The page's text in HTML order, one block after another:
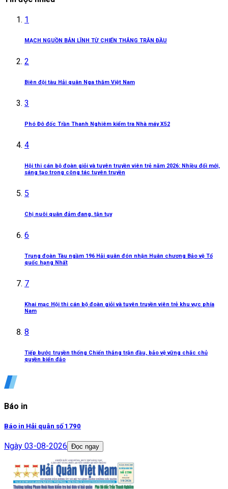
1
MẠCH NGUỒN BẢN LĨNH TỪ CHIẾN THẮNG TRẬN ĐẦU
2
Biên đội tàu Hải quân Nga thăm Việt Nam
3
Phó Đô đốc Trần Thanh Nghiêm kiểm tra Nhà máy X52
4
Hội thi cán bộ đoàn giỏi và tuyên truyền viên trẻ năm 2026: Nhiều đổi mới,
sáng tạo trong công tác tuyên truyền
5
Chị nuôi quân đảm đang, tận tụy
6
Trung đoàn Tàu ngầm 196 Hải quân đón nhận Huân chương Bảo vệ Tổ
quốc hạng Nhất
7
Khai mạc Hội thi cán bộ đoàn giỏi và tuyên truyền viên trẻ khu vực phía
Nam
8
Tiếp bước truyền thống Chiến thắng trận đầu, bảo vệ vững chắc chủ
quyền biển đảo
Báo in
Báo in Hải quân số 1790
Ngày 03-08-2026 Đọc ngay